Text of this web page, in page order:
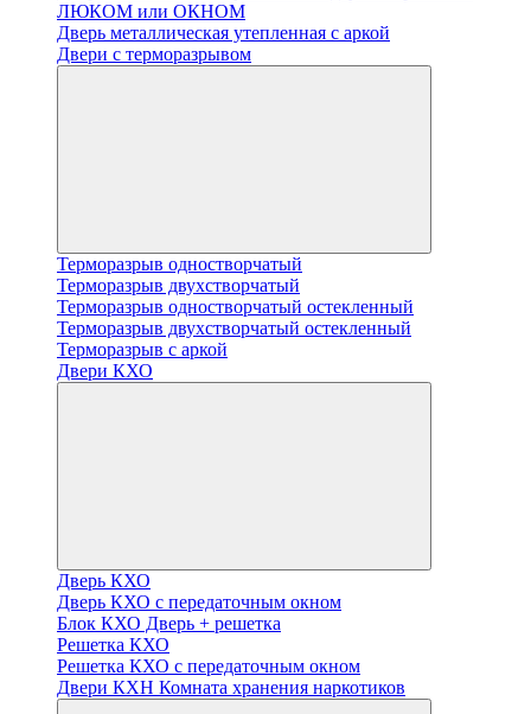
ЛЮКОМ или ОКНОМ
Дверь металлическая утепленная с аркой
Двери с терморазрывом
Терморазрыв одностворчатый
Терморазрыв двухстворчатый
Терморазрыв одностворчатый остекленный
Терморазрыв двухстворчатый остекленный
Терморазрыв с аркой
Двери КХО
Дверь КХО
Дверь КХО с передаточным окном
Блок КХО Дверь + решетка
Решетка КХО
Решетка КХО с передаточным окном
Двери КХН Комната хранения наркотиков